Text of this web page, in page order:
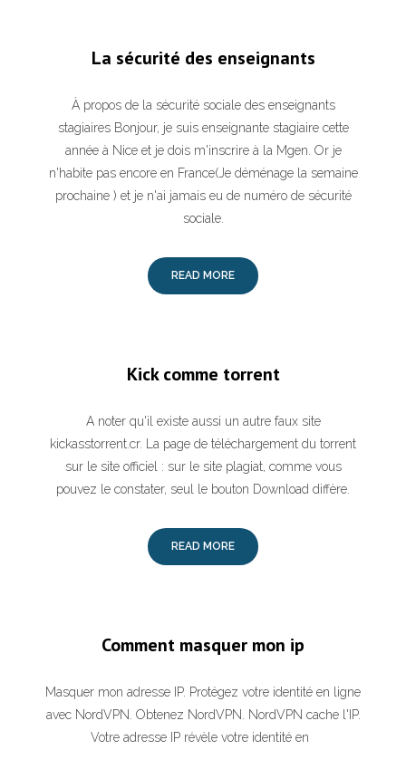
La sécurité des enseignants
À propos de la sécurité sociale des enseignants
stagiaires Bonjour, je suis enseignante stagiaire cette
année à Nice et je dois m'inscrire à la Mgen. Or je
n'habite pas encore en France(Je déménage la semaine
prochaine ) et je n'ai jamais eu de numéro de sécurité
sociale.
READ MORE
Kick comme torrent
A noter qu'il existe aussi un autre faux site
kickasstorrent.cr. La page de téléchargement du torrent
sur le site officiel : sur le site plagiat, comme vous
pouvez le constater, seul le bouton Download diffère.
READ MORE
Comment masquer mon ip
Masquer mon adresse IP. Protégez votre identité en ligne
avec NordVPN. Obtenez NordVPN. NordVPN cache l'IP.
Votre adresse IP révèle votre identité en